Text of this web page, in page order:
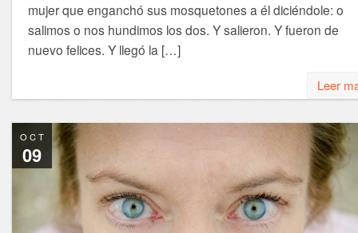
mujer que enganchó sus mosquetones a él diciéndole: o
salimos o nos hundimos los dos. Y salieron. Y fueron de
nuevo felices. Y llegó la […]
Leer
OCT
09